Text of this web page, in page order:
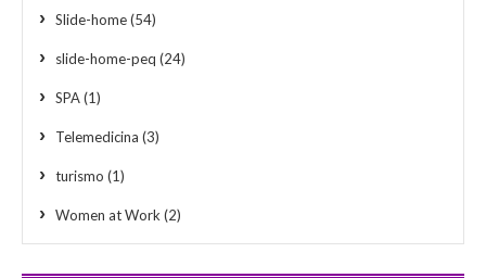
Slide-home(54)
slide-home-peq (24)
SPA(1)
Telemedicina (3)
turismo (1)
Women at Work(2)